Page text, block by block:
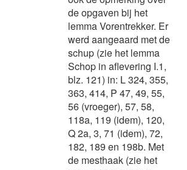
de opgaven bij het
lemma Vorentrekker. Er
werd aangeaard met de
schup (zie het lemma
Schop in aflevering I.1,
blz. 121) in: L 324, 355,
363, 414, P 47, 49, 55,
56 (vroeger), 57, 58,
118a, 119 (idem), 120,
Q 2a, 3, 71 (idem), 72,
182, 189 en 198b. Met
de mesthaak (zie het